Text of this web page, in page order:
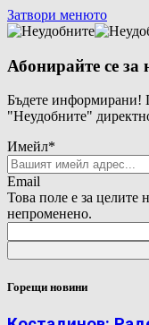
Затвори менюто
Абонирайте се
Бъдете информирани!
"Неудобните"
Имейл*
Email
Това поле е за целите
непроменено.
Горещи новини